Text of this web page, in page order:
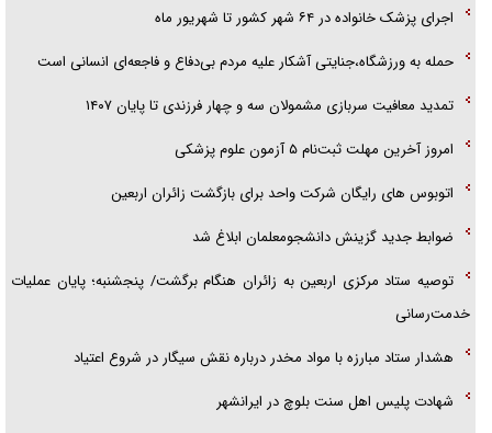
اجرای پزشک خانواده در ۶۴ شهر کشور تا شهریور ماه
حمله به ورزشگاه،جنایتی آشکار علیه مردم بی‌دفاع و فاجعه‌ای انسانی است
تمدید معافیت سربازی مشمولان سه و چهار فرزندی تا پایان ۱۴۰۷
امروز آخرین مهلت ثبت‌نام ۵ آزمون علوم پزشکی
اتوبوس های رایگان شرکت واحد برای بازگشت زائران اربعین
ضوابط جدید گزینش دانشجومعلمان ابلاغ شد
توصیه ستاد مرکزی اربعین به زائران هنگام برگشت/ پنجشنبه؛ پایان عملیات
خدمت‌رسانی
هشدار ستاد مبارزه با مواد مخدر درباره نقش سیگار در شروع اعتیاد
شهادت پلیس اهل سنت بلوچ در ایرانشهر